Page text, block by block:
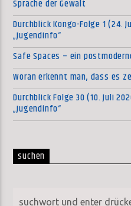
Sprache der Gewalt
Durchblick Kongo-Folge 1 (24.
„Jugendinfo“
Safe Spaces – ein
Woran erkennt man, dass es
Durchblick Folge 30 (10. Juli
„Jugendinfo“
suchen